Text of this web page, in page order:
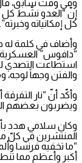
وفي وقت سابق، قال
إنّ “العدو نشّط
كل إمكانياته وخبرته”.
وأضاف في كلمة له
“دافوس”
استطاعت التصدي
والفتن وجهاً لوجه،
وأكّد أنّ “نار
ويضربون بعضهم
وكان سلامي هدد
المنتشرين في كلّ
“ما تخفيه فرنسا
أكبر وأعظم مما